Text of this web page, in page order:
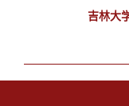
吉林大